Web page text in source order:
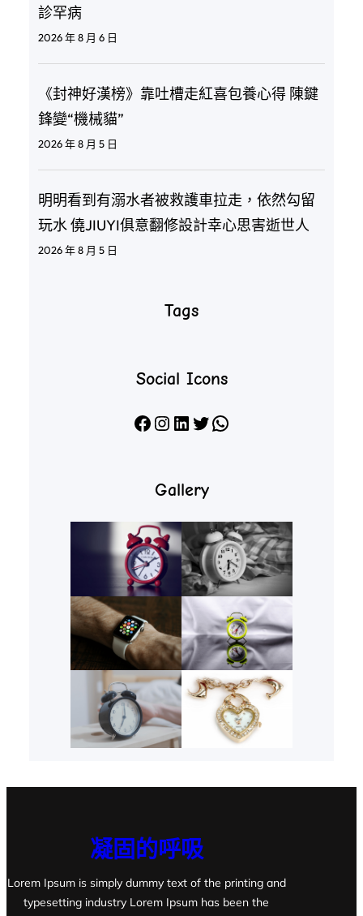
診罕病
2026 年 8 月 6 日
《封神好漢榜》靠吐槽走紅喜包養心得 陳鍵
鋒變“機械貓”
2026 年 8 月 5 日
明明看到有溺水者被救護車拉走，依然勾留
玩水 僥JIUYI俱意翻修設計幸心思害逝世人
2026 年 8 月 5 日
Tags
Social Icons
Facebook Instagram LinkedIn X WhatsApp
Gallery
凝固的呼吸
Lorem Ipsum is simply dummy text of the printing and
typesetting industry Lorem Ipsum has been the